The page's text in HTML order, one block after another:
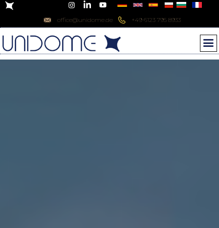
office@unidome.de +49 6123 795 8933